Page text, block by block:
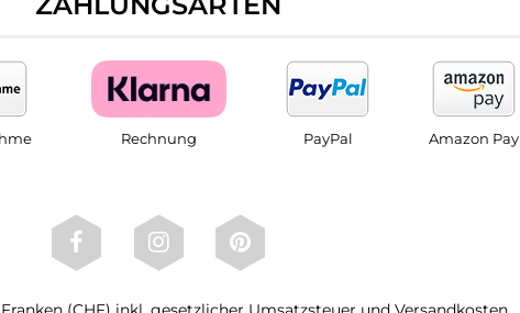
Rechnung PayPal Amazon Pay